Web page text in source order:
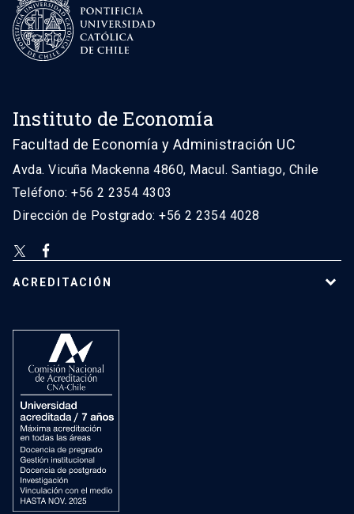
Instituto de Economía
Facultad de Economía y Administración UC
Avda. Vicuña Mackenna 4860, Macul. Santiago, Chile
Teléfono: +56 2 2354 4303
Dirección de Postgrado: +56 2 2354 4028
ACREDITACIÓN